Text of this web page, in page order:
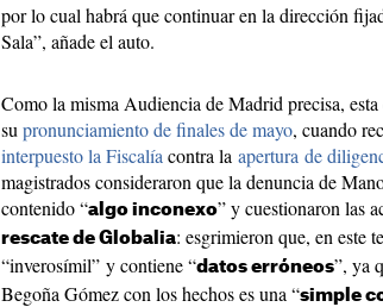
por lo cual habrá que continuar en la dirección
Sala”, añade el auto.
Como la misma Audiencia de Madrid precisa,
su pronunciamiento de finales de mayo, cuando
interpuesto la Fiscalía contra la apertura de
magistrados consideraron que la denuncia de
contenido “algo inconexo” y cuestionaron las
rescate de Globalia: esgrimieron que, en este
“inverosímil” y contiene “datos erróneos”, ya
Begoña Gómez con los hechos es una “simple